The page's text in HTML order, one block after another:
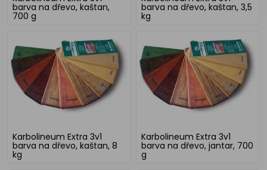
barva na dřevo, kaštan,
700 g
barva na dřevo, kaštan, 3,5
kg
Karbolineum Extra 3v1
barva na dřevo, kaštan, 8
kg
Karbolineum Extra 3v1
barva na dřevo, jantar, 700
g